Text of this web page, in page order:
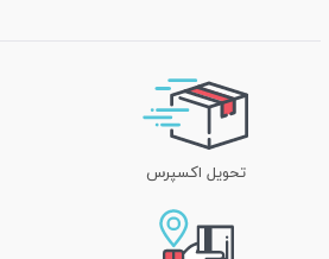
تحویل اکسپرس